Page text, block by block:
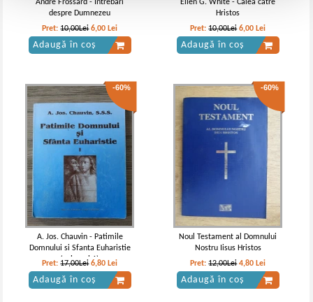
Andre Frossard - Intrebari
despre Dumnezeu
Pret:10,00Lei 6,00 Lei
Adaugă în coș
Ellen G. White - Calea catre
Hristos
Pret:10,00Lei 6,00 Lei
Adaugă în coș
-60%
A. Jos. Chauvin - Patimile
Domnului si Sfanta Euharistie
(volumul 1)
Pret:17,00Lei 6,80 Lei
Adaugă în coș
-60%
Noul Testament al Domnului
Nostru Iisus Hristos
Pret:12,00Lei 4,80 Lei
Adaugă în coș